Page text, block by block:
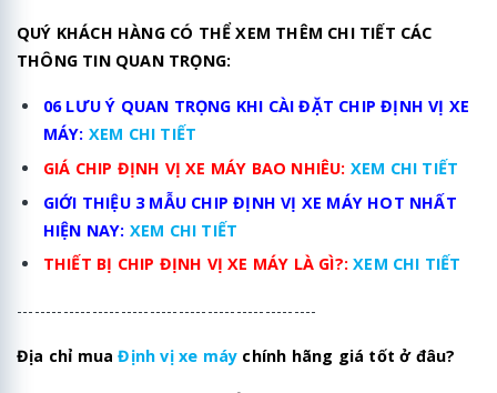
QUÝ KHÁCH HÀNG CÓ THỂ XEM THÊM CHI TIẾT CÁC
THÔNG TIN QUAN TRỌNG:
06 LƯU Ý QUAN TRỌNG KHI CÀI ĐẶT CHIP ĐỊNH VỊ XE
MÁY: XEM CHI TIẾT
GIÁ CHIP ĐỊNH VỊ XE MÁY BAO NHIÊU: XEM CHI TIẾT
GIỚI THIỆU 3 MẪU CHIP ĐỊNH VỊ XE MÁY HOT NHẤT
HIỆN NAY: XEM CHI TIẾT
THIẾT BỊ CHIP ĐỊNH VỊ XE MÁY LÀ GÌ?: XEM CHI TIẾT
----------------------------------------------------
Địa chỉ muaĐịnh vị xe máy chính hãng giá tốt ở đâu?